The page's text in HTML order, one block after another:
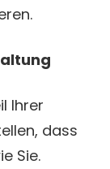
Ihrer
dass
Sie.